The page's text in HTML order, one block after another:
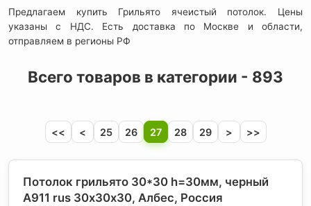
Предлагаем купить Грильято ячеистый потолок. Цены
указаны с НДС. Есть доставка по Москве и области,
отправляем в регионы РФ
Всего товаров в категории - 893
<< < 25 26 27 28 29 > >>
Потолок грильято 30*30 h=30мм, черный
A911 rus 30х30х30, Албес, Россия